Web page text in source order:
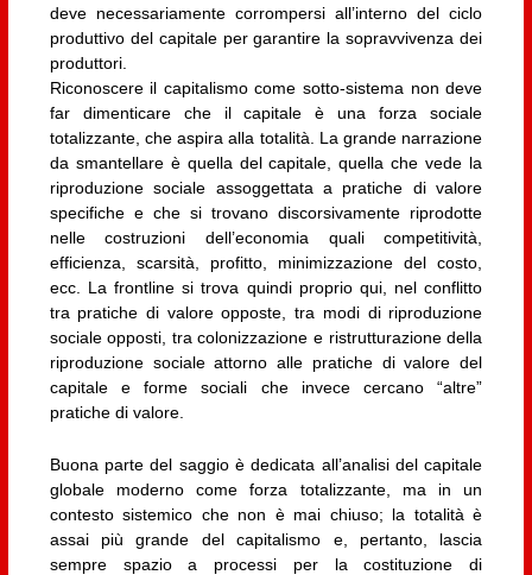
deve necessariamente corrompersi all’interno del ciclo
produttivo del capitale per garantire la sopravvivenza dei
produttori.
Riconoscere il capitalismo come sotto-sistema non deve
far dimenticare che il capitale è una forza sociale
totalizzante, che aspira alla totalità. La grande narrazione
da smantellare è quella del capitale, quella che vede la
riproduzione sociale assoggettata a pratiche di valore
specifiche e che si trovano discorsivamente riprodotte
nelle costruzioni dell’economia quali competitività,
efficienza, scarsità, profitto, minimizzazione del costo,
ecc. La frontline si trova quindi proprio qui, nel conflitto
tra pratiche di valore opposte, tra modi di riproduzione
sociale opposti, tra colonizzazione e ristrutturazione della
riproduzione sociale attorno alle pratiche di valore del
capitale e forme sociali che invece cercano “altre”
pratiche di valore.
Buona parte del saggio è dedicata all’analisi del capitale
globale moderno come forza totalizzante, ma in un
contesto sistemico che non è mai chiuso; la totalità è
assai più grande del capitalismo e, pertanto, lascia
sempre spazio a processi per la costituzione di